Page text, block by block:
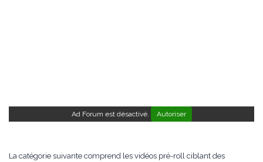
Ad Forum est désactivé. Autoriser
La catégorie suivante comprend les vidéos pré-roll ciblant des